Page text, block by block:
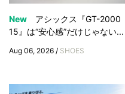
New
アシックス『GT-2000
15』は“安心感”だけじゃない...
Aug 06, 2026 / SHOES